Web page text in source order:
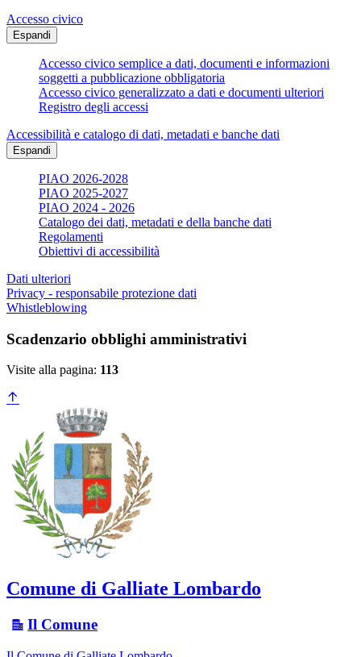
Accesso civico
Espandi
Accesso civico semplice a dati, documenti e informazioni
soggetti a pubblicazione obbligatoria
Accesso civico generalizzato a dati e documenti ulteriori
Registro degli accessi
Accessibilità e catalogo di dati, metadati e banche dati
Espandi
PIAO 2026-2028
PIAO 2025-2027
PIAO 2024 - 2026
Catalogo dei dati, metadati e della banche dati
Regolamenti
Obiettivi di accessibilità
Dati ulteriori
Privacy - responsabile protezione dati
Whistleblowing
Scadenzario obblighi amministrativi
Visite alla pagina: 113
Comune di Galliate Lombardo
Il Comune